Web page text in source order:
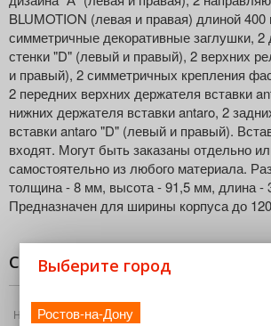
BLUMOTION (левая и правая) длиной
симметричные декоративные заглушки, 2
стенки "D" (левый и правый), 2 верхних
и правый), 2 симметричных крепления
2 передних верхних держателя вставки
нижних держателя вставки antaro, 2
вставки antaro "D" (левый и правый).
входят. Могут быть заказаны отдельно
самостоятельно из любого материала.
толщина - 8 мм, высота - 91,5 мм, длина -
Предназначен для ширины корпуса до
Состав комплекта
Название
Выберите город
Ростов-на-Дону